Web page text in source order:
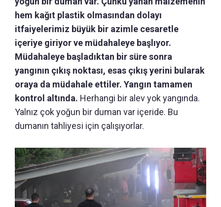
hem kağıt plastik olmasından dolayı
itfaiyelerimiz büyük bir azimle cesaretle
içeriye giriyor ve müdahaleye başlıyor.
Müdahaleye başladıktan bir süre sonra
yangının çıkış noktası, esas çıkış yerini bularak
oraya da müdahale ettiler. Yangın tamamen
kontrol altında. Herhangi bir alev yok yangında.
Yalnız çok yoğun bir duman var içeride. Bu
dumanın tahliyesi için çalışıyorlar.